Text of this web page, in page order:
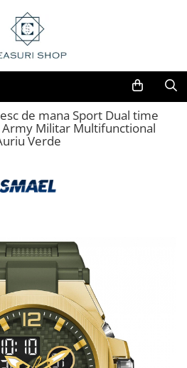
de mana Sport Dual time
Army Militar Multifunctional
Verde